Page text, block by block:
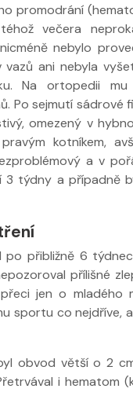
promodrání
večera
nebylo
ani nebyla
Na ortopedii mu
Po sejmutí sádrové
omezený v
kotníkem,
a v
3 týdny a případně
po přibližně 6
přílišné
jen o mladého
sportu co nejdříve,
obvod větší o 2
i hematom
léčby ve
masáží